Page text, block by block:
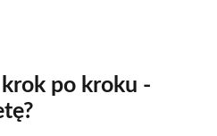
po kroku -